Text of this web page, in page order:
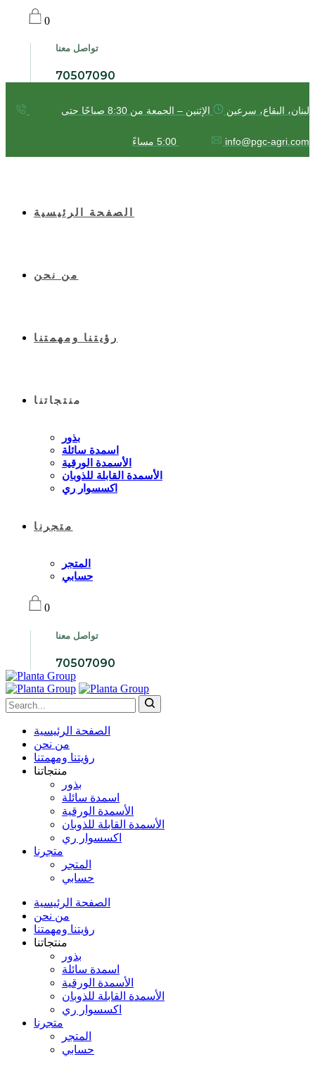
0
تواصل معنا
70507090
لبنان، البقاع، سرعين الإثنين – الجمعة من 8:30 صباحًا حتى
5:00 مساءً info@pgc-agri.com
الصفحة الرئيسية
من نحن
رؤيتنا ومهمتنا
منتجاتنا
بذور
اسمدة سائلة
الأسمدة الورقية
الأسمدة القابلة للذوبان
اكسسوار ري
متجرنا
المتجر
حسابي
0
تواصل معنا
70507090
الصفحة الرئيسية
من نحن
رؤيتنا ومهمتنا
منتجاتنا
بذور
اسمدة سائلة
الأسمدة الورقية
الأسمدة القابلة للذوبان
اكسسوار ري
متجرنا
المتجر
حسابي
الصفحة الرئيسية
من نحن
رؤيتنا ومهمتنا
منتجاتنا
بذور
اسمدة سائلة
الأسمدة الورقية
الأسمدة القابلة للذوبان
اكسسوار ري
متجرنا
المتجر
حسابي